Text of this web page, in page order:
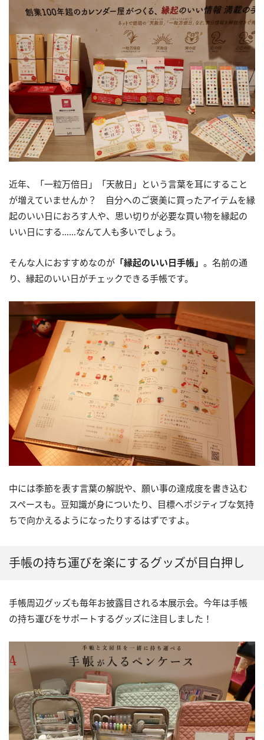
近年、「一粒万倍日」「天赦日」という言葉を耳にすること
が増えていませんか？ 自分へのご褒美に買ったアイテムを縁
起のいい日におろす人や、思い切りが必要な買い物を縁起の
いい日にする……なんて人も多いでしょう。
そんな人におすすめなのが 「縁起のいい日手帳」 。名前の通
り、縁起のいい日がチェックできる手帳です。
中には季節を表す言葉の解説や、願い事の達成度を書き込む
スペースも。豆知識が身についたり、目標へポジティブな気持
ちで向かえるようになったりするはずですよ。
手帳の持ち運びを楽にするグッズが目白押し
手帳周辺グッズも毎年お披露目される本展示会。今年は手帳
の持ち運びをサポートするグッズに注目しました！